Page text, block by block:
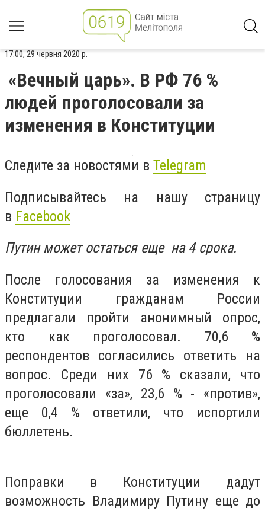
17:00, 29 червня 2020 р.
«Вечный царь». В РФ 76 %
людей проголосовали за
изменения в Конституции
Следите за новостями в Telegram
Подписывайтесь на нашу страницу
в Facebook
Путин может остаться еще на 4 срока.
После голосования за изменения к
Конституции гражданам России
предлагали пройти анонимный опрос,
кто как проголосовал. 70,6 %
респондентов согласились ответить на
вопрос. Среди них 76 % сказали, что
проголосовали «за», 23,6 % - «против»,
еще 0,4 % ответили, что испортили
бюллетень.
Поправки в Конституции дадут
возможность Владимиру Путину еще до